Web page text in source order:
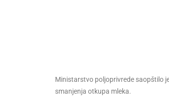
Ministarstvo poljoprivrede saopštilo
smanjenja otkupa mleka.